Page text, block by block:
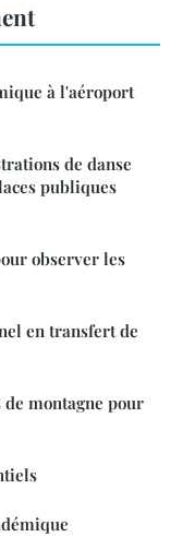
à l'aéroport
de danse
publiques
observer les
en transfert de
montagne pour